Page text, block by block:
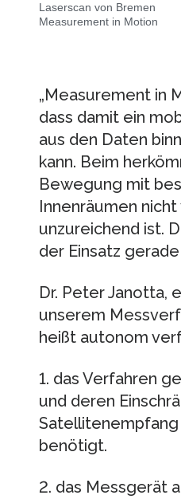
Laserscan von Bremen
Measurement in Motion
„Measurement in
dass damit ein
aus den Daten
kann. Beim
Bewegung mit
Innenräumen
unzureichend ist.
der Einsatz
Dr. Peter Janotta,
unserem
heißt autonom
1. das Verfahren
und deren
benötigt.
2. das Messgerät